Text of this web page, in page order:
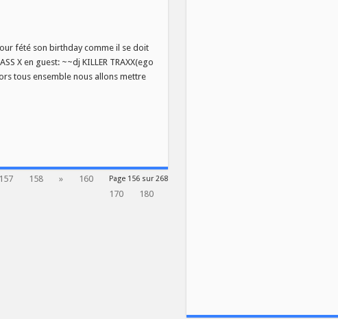
fété son birthday comme il se doit
X en guest: ~~dj KILLER TRAXX(ego
tous ensemble nous allons mettre
Page 156 sur 268
157 158 »
160
170
180